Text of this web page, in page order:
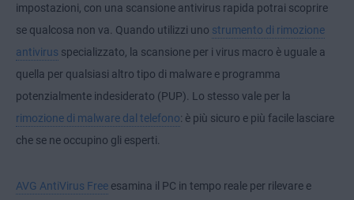
impostazioni, con una scansione antivirus rapida potrai scoprire
se qualcosa non va. Quando utilizzi uno strumento di rimozione
antivirus specializzato, la scansione per i virus macro è uguale a
quella per qualsiasi altro tipo di malware e programma
potenzialmente indesiderato (PUP) . Lo stesso vale per la
rimozione di malware dal telefono: è più sicuro e più facile lasciare
che se ne occupino gli esperti.
AVG AntiVirus Free esamina il PC in tempo reale per rilevare e